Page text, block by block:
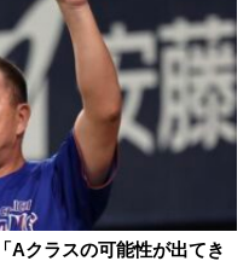
Aクラスの可能性が出てき